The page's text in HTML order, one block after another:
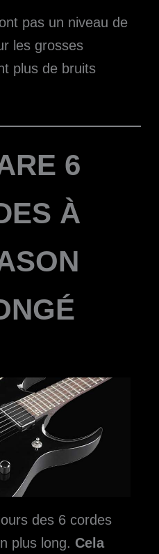
pas un niveau de
les grosses
plus de bruits
6
À
des 6 cordes
plus long. Cela